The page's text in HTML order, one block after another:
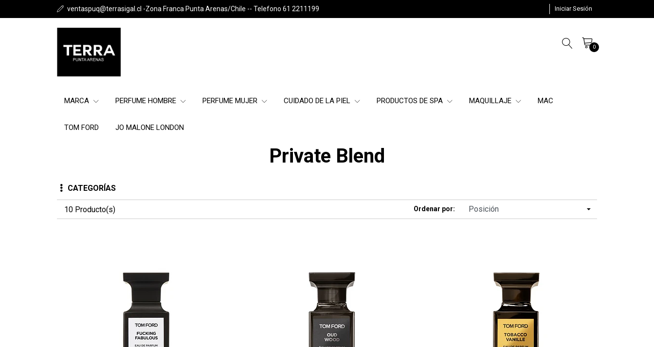
ventaspuq@terrasigal.cl -Zona Franca Punta Arenas/Chile -- Telefono 61 2211199 Iniciar Sesión
0
MARCA PERFUME HOMBRE PERFUME MUJER CUIDADO DE LA PIEL PRODUCTOS DE SPA MAQUILLAJE MAC
TOM FORD JO MALONE LONDON
Private Blend
CATEGORÍAS
10 Producto(s) Ordenar por: